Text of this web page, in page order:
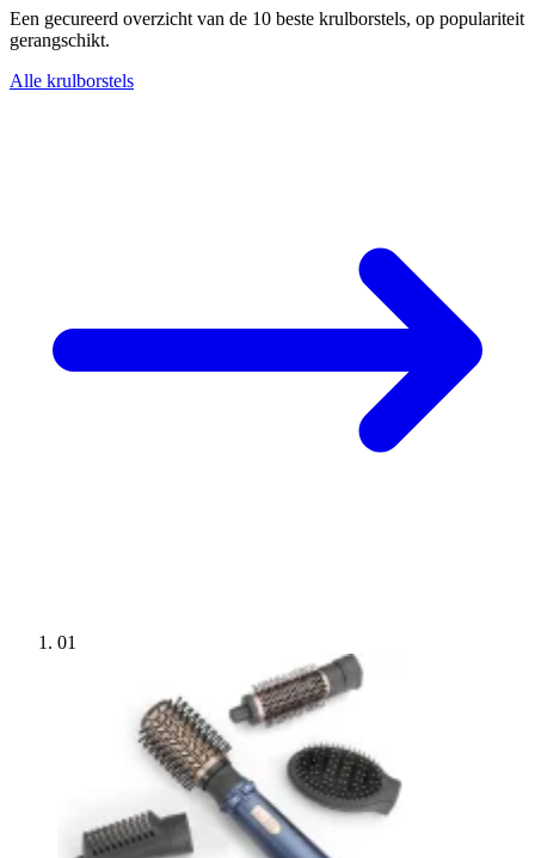
Een gecureerd overzicht van de 10 beste krulborstels, op populariteit
gerangschikt.
Alle krulborstels
01